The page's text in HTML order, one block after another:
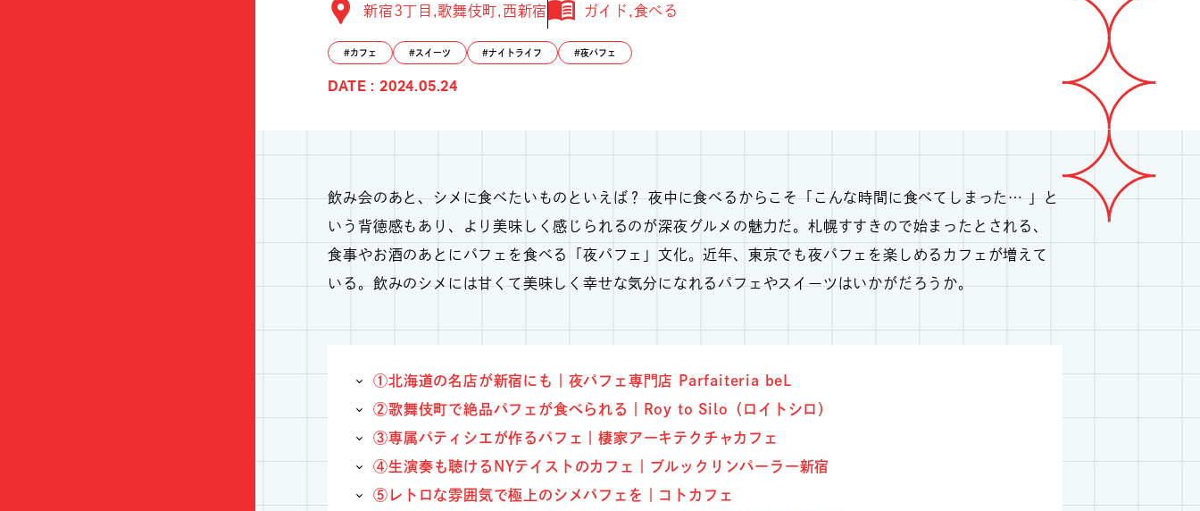
新宿3丁目 歌舞伎町 西新宿 ガイド 食べる
カフェ スイーツ ナイトライフ 夜パフェ
DATE : 2024.05.24
飲み会のあと、シメに食べたいものといえば？ 夜中に食べるからこそ「こんな時間に食べてしまった… 」と
いう背徳感もあり、より美味しく感じられるのが深夜グルメの魅力だ。札幌すすきので始まったとされる、
食事やお酒のあとにパフェを食べる「夜パフェ」文化。近年、東京でも夜パフェを楽しめるカフェが増えて
いる。飲みのシメには甘くて美味しく幸せな気分になれるパフェやスイーツはいかがだろうか。
①北海道の名店が新宿にも｜夜パフェ専門店 Parfaiteria beL
②歌舞伎町で絶品パフェが食べられる｜Roy to Silo（ロイトシロ）
③専属パティシエが作るパフェ｜棲家アーキテクチャカフェ
④生演奏も聴けるNYテイストのカフェ｜ブルックリンパーラー新宿
⑤レトロな雰囲気で極上のシメパフェを｜コトカフェ